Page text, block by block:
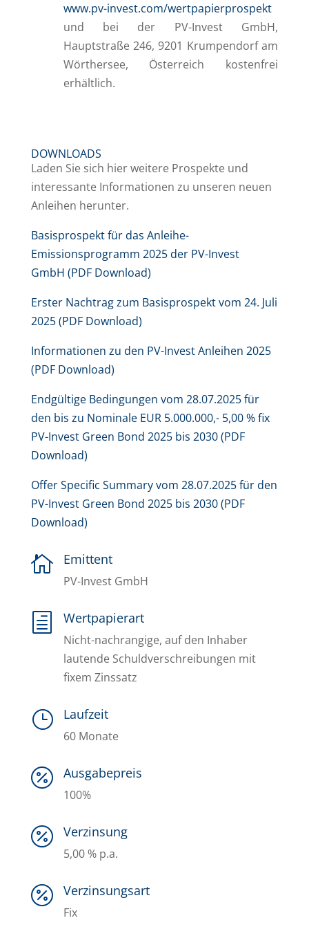
www.pv-invest.com/wertpapierprospekt
und bei der PV-Invest GmbH,
Hauptstraße 246, 9201 Krumpendorf am
Wörthersee, Österreich kostenfrei
erhältlich.
DOWNLOADS
Laden Sie sich hier weitere Prospekte und
interessante Informationen zu unseren neuen
Anleihen herunter.
Basisprospekt für das Anleihe-
Emissionsprogramm 2025 der PV-Invest
GmbH (PDF Download)
Erster Nachtrag zum Basisprospekt vom 24. Juli
2025 (PDF Download)
Informationen zu den PV-Invest Anleihen 2025
(PDF Download)
Endgültige Bedingungen vom 28.07.2025 für
den bis zu Nominale EUR 5.000.000,- 5,00 % fix
PV-Invest Green Bond 2025 bis 2030 (PDF
Download)
Offer Specific Summary vom 28.07.2025 für den
PV-Invest Green Bond 2025 bis 2030 (PDF
Download)
 Emittent
PV-Invest GmbH
h Wertpapierart
Nicht-nachrangige, auf den Inhaber
lautende Schuldverschreibungen mit
fixem Zinssatz
} Laufzeit
60 Monate
 Ausgabepreis
100%
 Verzinsung
5,00 % p.a.
 Verzinsungsart
Fix